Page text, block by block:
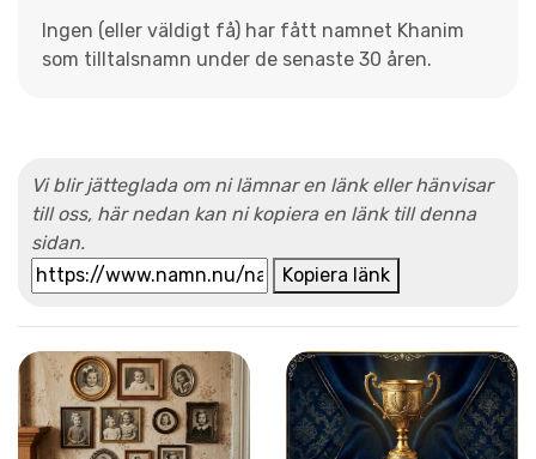
Ingen (eller väldigt få) har fått namnet Khanim
som tilltalsnamn under de senaste 30 åren.
Vi blir jätteglada om ni lämnar en länk eller hänvisar
till oss, här nedan kan ni kopiera en länk till denna
sidan.
Kopiera länk